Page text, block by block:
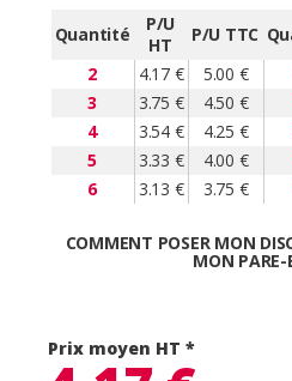
Quantité
P/U
HT
P/U TTC
2
4.17 € 5.00 €
3
3.75 € 4.50 €
4
3.54 € 4.25 €
5
3.33 € 4.00 €
6
3.13 € 3.75 €
COMMENT POSER MON
MON PARE-
Prix moyen HT *